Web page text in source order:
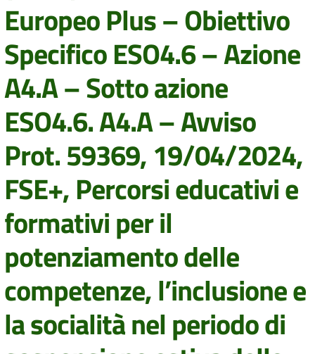
Europeo Plus – Obiettivo
Specifico ESO4.6 – Azione
A4.A – Sotto azione
ESO4.6. A4.A – Avviso
Prot. 59369, 19/04/2024,
FSE+, Percorsi educativi e
formativi per il
potenziamento delle
competenze, l’inclusione e
la socialità nel periodo di